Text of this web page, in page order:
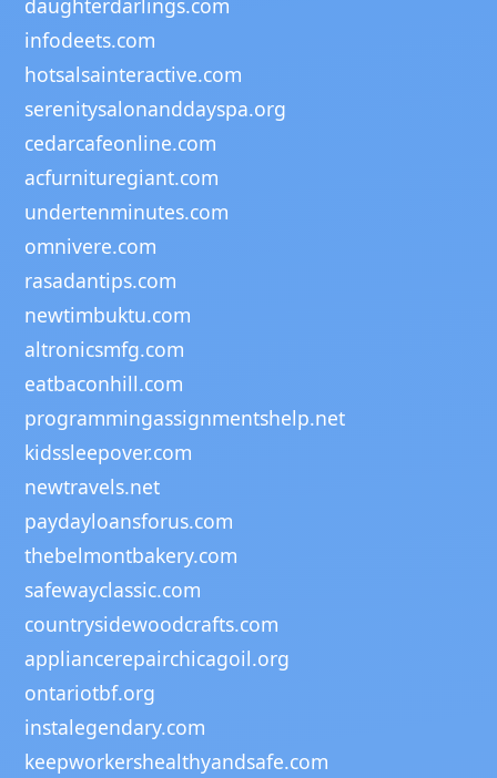
infodeets.com
hotsalsainteractive.com
serenitysalonanddayspa.org
cedarcafeonline.com
acfurnituregiant.com
undertenminutes.com
omnivere.com
rasadantips.com
newtimbuktu.com
altronicsmfg.com
eatbaconhill.com
programmingassignmentshelp.net
kidssleepover.com
newtravels.net
paydayloansforus.com
thebelmontbakery.com
safewayclassic.com
countrysidewoodcrafts.com
appliancerepairchicagoil.org
ontariotbf.org
instalegendary.com
keepworkershealthyandsafe.com